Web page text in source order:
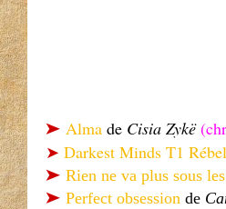
➤ Alma de Cisia Zykë
➤ Darkest Minds T1
➤ Rien ne va plus sous
➤ Perfect obsession de